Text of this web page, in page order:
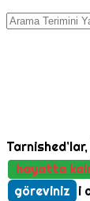
Tarnished’lar,
hayatta
göreviniz i